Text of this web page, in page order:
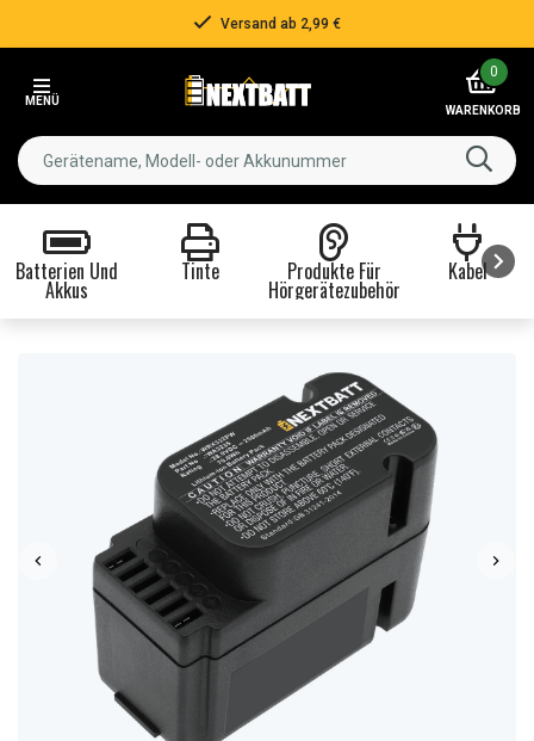
Versand ab 2,99 €
MENÜ
0
WARENKORB
Batterien Und
Akkus
Tinte Produkte Für
Hörgerätezubehör
Kabel